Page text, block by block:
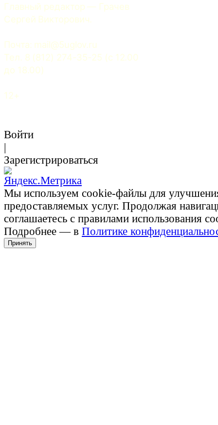
Главный редактор — Грачев
Сергей Викторович.
Почта: mail@5uglov.ru
Тел. 8 (812) 274-35-25 (c 12.00
до 18.00)
12+
Войти
|
Зарегистрироваться
Мы используем cookie-файлы для
предоставляемых услуг. Продолжая
соглашаетесь с правилами использования
Подробнее — в Политике
Принять